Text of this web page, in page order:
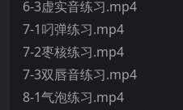
6-3虚实音练习.mp4
7-1叼弹练习.mp4
7-2枣核练习.mp4
7-3双唇音练习.mp4
8-1气泡练习.mp4